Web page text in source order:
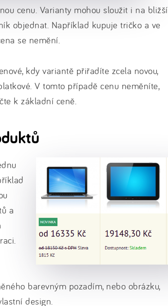
cenu. Varianty mohou sloužit i na bližší
objednat. Například kupuje tričko a ve
se nemění.
kdy variantě přiřadíte zcela novou,
V tomto případě cenu neměníte,
k základní ceně.
a
barevným pozadím, nebo obrázku,
design.